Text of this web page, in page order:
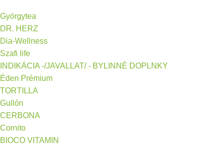
Györgytea
DR. HERZ
Dia-Wellness
Szafi life
INDIKÁCIA -/JAVALLAT/ - BYLINNÉ DOPLNKY
Éden Prémium
TORTILLA
Gullón
CERBONA
Cornito
BIOCO VITAMIN